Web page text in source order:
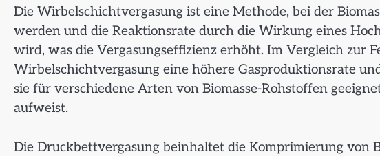
Die Wirbelschichtvergasung ist eine Methode, bei der
werden und die Reaktionsrate durch die Wirkung eines
wird, was die Vergasungseffizienz erhöht. Im Vergleich zur
Wirbelschichtvergasung eine höhere Gasproduktionsrate
sie für verschiedene Arten von Biomasse-Rohstoffen
aufweist.
Die Druckbettvergasung beinhaltet die Komprimierung von